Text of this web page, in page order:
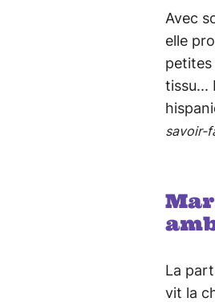
Avec
elle
petites
tissu...
savoir-
La
vit la